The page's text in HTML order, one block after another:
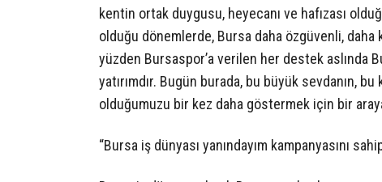
kentin ortak duygusu, heyecanı ve hafızası
olduğu dönemlerde, Bursa daha özgüvenli,
yüzden Bursaspor’a verilen her destek aslında
yatırımdır. Bugün burada, bu büyük sevdanın,
olduğumuzu bir kez daha göstermek için bir
“Bursa iş dünyası yanındayım kampanyasını